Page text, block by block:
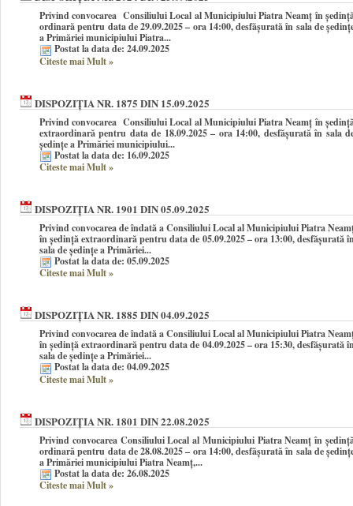
Privind convocarea Consiliului Local al Municipiului Piatra Neamţ în
ordinară pentru data de 29.09.2025 – ora 14:00, desfășurată în sala de
a Primăriei municipiului Piatra...
Postat la data de: 24.09.2025
Citeste mai Mult»
DISPOZIȚIA NR. 1875 DIN 15.09.2025
Privind convocarea Consiliului Local al Municipiului Piatra Neamţ în
extraordinară pentru data de 18.09.2025 – ora 14:00, desfășurată în sala
ședințe a Primăriei municipiului...
Postat la data de: 16.09.2025
Citeste mai Mult»
DISPOZIȚIA NR. 1901 DIN 05.09.2025
Privind convocarea de îndată a Consiliului Local al Municipiului Piatra
în şedinţă extraordinară pentru data de 05.09.2025 – ora 13:00, desfășurată
sala de ședințe a Primăriei...
Postat la data de: 05.09.2025
Citeste mai Mult»
DISPOZIȚIA NR. 1885 DIN 04.09.2025
Privind convocarea de îndată a Consiliului Local al Municipiului Piatra
în şedinţă extraordinară pentru data de 04.09.2025 – ora 15:30, desfășurată
sala de ședințe a Primăriei...
Postat la data de: 04.09.2025
Citeste mai Mult»
DISPOZIȚIA NR. 1801 DIN 22.08.2025
Privind convocarea Consiliului Local al Municipiului Piatra Neamţ în
ordinară pentru data de 28.08.2025 – ora 14:00, desfășurată în sala de
a Primăriei municipiului Piatra Neamț,...
Postat la data de: 26.08.2025
Citeste mai Mult»